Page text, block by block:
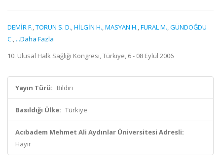
DEMİR F.,TORUN S. D.,HİLGİN H.,MASYAN H.,FURAL M.,GÜNDOĞDU
C., ...Daha Fazla
10. Ulusal Halk Sağlığı Kongresi, Türkiye, 6 - 08 Eylül 2006
Yayın Türü: Bildiri
Basıldığı Ülke: Türkiye
Acıbadem Mehmet Ali Aydınlar Üniversitesi Adresli:
Hayır